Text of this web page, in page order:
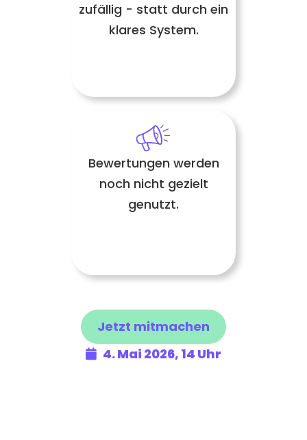
zufällig - statt durch ein
klares System.
Bewertungen werden
noch nicht gezielt
genutzt.
Jetzt mitmachen
4. Mai 2026, 14 Uhr